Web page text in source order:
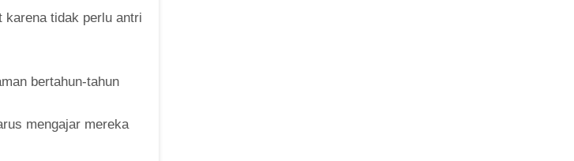
karena tidak perlu antri
bertahun-tahun
mengajar mereka